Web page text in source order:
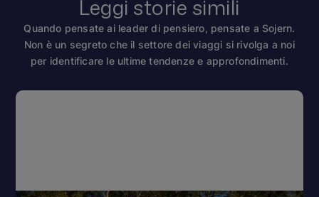
Leggi storie simili
Quando pensate ai leader di pensiero, pensate a Sojern.
Non è un segreto che il settore dei viaggi si rivolga a noi
per identificare le ultime tendenze e approfondimenti.